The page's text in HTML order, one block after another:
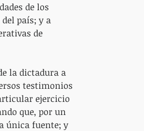
de los
país; y a
de
la dictadura a
testimonios
ejercicio
que, por un
única fuente; y